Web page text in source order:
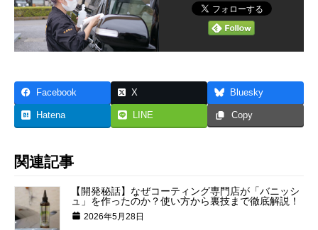
Facebook X Bluesky
Hatena LINE Copy
関連記事
【開発秘話】なぜコーティング専門店が「バニッシ
ュ」を作ったのか？使い方から裏技まで徹底解説！
2026年5月28日